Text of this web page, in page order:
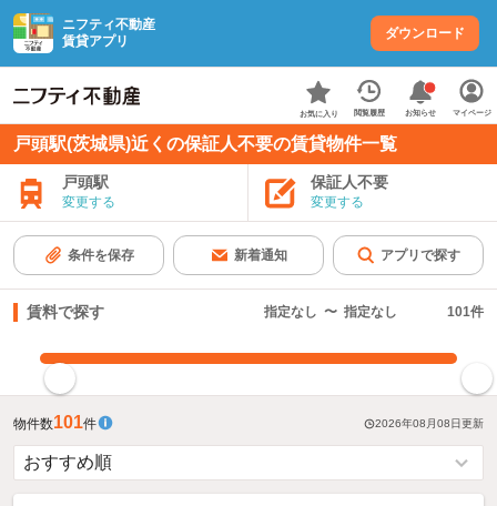
ニフティ不動産
賃貸アプリ
ダウンロード
お気に入り 閲覧履歴 お知らせ マイページ
戸頭駅(茨城県)近くの保証人不要の賃貸物件一覧
戸頭駅
変更する
保証人不要
変更する
条件を保存 新着通知 アプリで探す
賃料で探す 指定なし 〜 指定なし 101件
物件数101件 2026年08月08日更新